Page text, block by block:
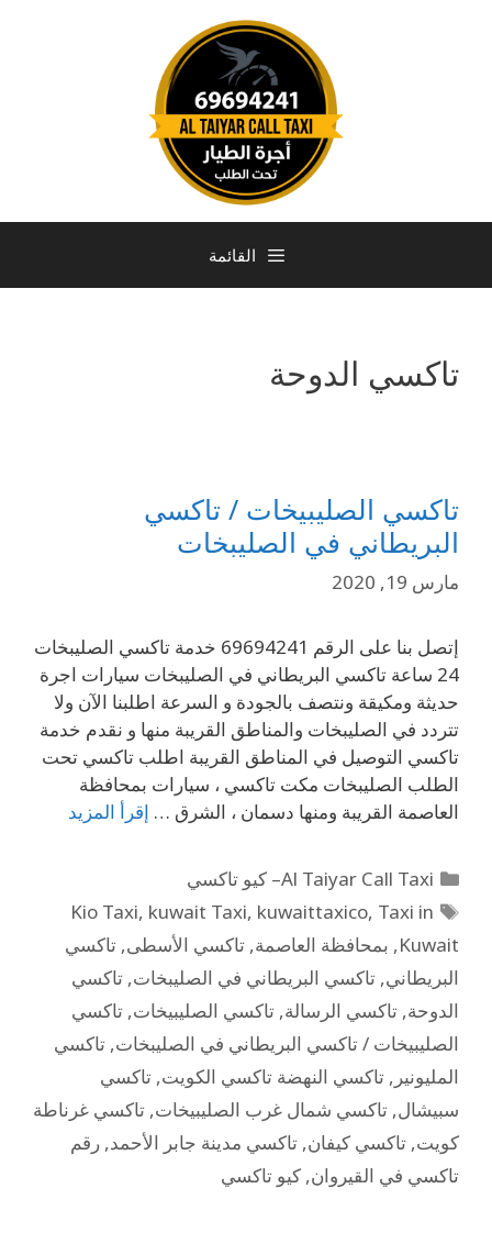
القائمة
تاكسي الدوحة
تاكسي الصليبيخات / تاكسي
البريطاني في الصليبخات
مارس 19, 2020
إتصل بنا على الرقم 69694241 خدمة تاكسي الصليبخات
24 ساعة تاكسي البريطاني في الصليبخات سيارات اجرة
حديثة ومكيقة ونتصف بالجودة و السرعة اطلبنا الآن ولا
تتردد في الصليبخات والمناطق القريبة منها و نقدم خدمة
تاكسي التوصيل في المناطق القريبة اطلب تاكسي تحت
الطلب الصليبخات مكت تاكسي ، سيارات بمحافظة
العاصمة القريبة ‎ومنها دسمان ، الشرق …
إقرأ المزيد
Al Taiyar Call Taxi– كيو تاكسي
Kio Taxi, kuwait Taxi, kuwaittaxico, Taxi in
Kuwait
, بمحافظة العاصمة, تاكسي الأسطى, تاكسي
البريطاني, تاكسي البريطاني في الصليبخات, تاكسي
الدوحة, تاكسي الرسالة, تاكسي الصليبيخات, تاكسي
الصليبيخات / تاكسي البريطاني في الصليبخات, تاكسي
المليونير , تاكسي النهضة تاكسي الكويت, تاكسي
سبيشال, تاكسي شمال غرب الصليبيخات, تاكسي غرناطة
كويت, تاكسي كيفان, تاكسي مدينة جابر الأحمد, رقم
تاكسي في القيروان, كيو تاكسي